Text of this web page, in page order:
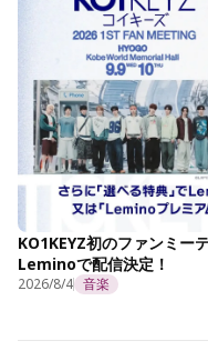
KO1KEYZ初のファンミー
Leminoで配信決定！
2026/8/4 音楽